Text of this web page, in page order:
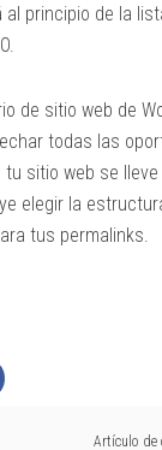
al principio de la
de sitio web de
todas las
tu sitio web se
elegir la
tus permalinks.
Artículo de